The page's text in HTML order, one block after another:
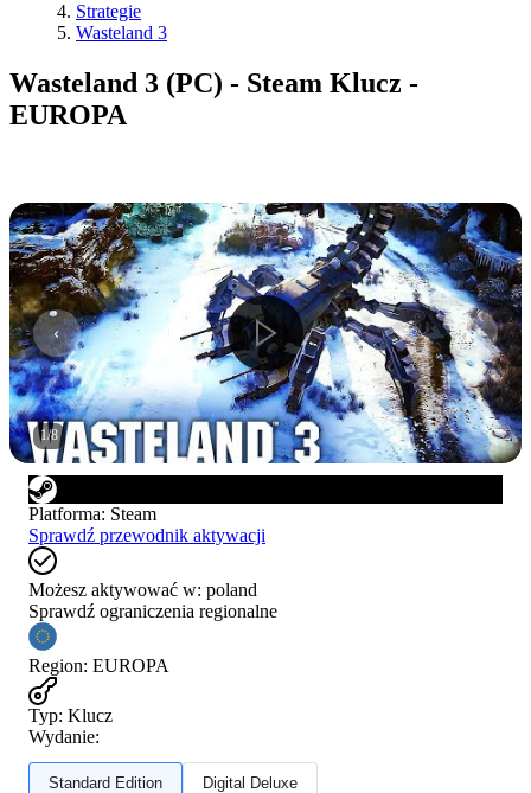
Strategie
Wasteland 3
Wasteland 3 (PC) - Steam Klucz -
EUROPA
1/8
Platforma: Steam
Sprawdź przewodnik aktywacji
Możesz aktywować w: poland
Sprawdź ograniczenia regionalne
Region: EUROPA
Typ: Klucz
Wydanie:
Standard Edition Digital Deluxe